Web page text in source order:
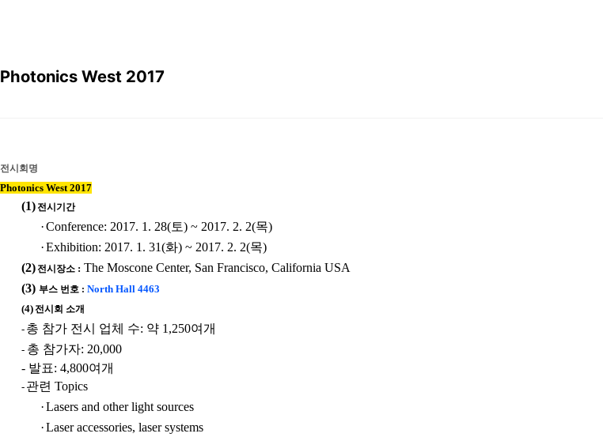
Photonics West 2017
전시회명
Photonics West 2017
(1) 전시기간
·Conference: 2017. 1. 28(토) ~ 2017. 2. 2(목)
·Exhibition: 2017. 1. 31(화) ~ 2017. 2. 2(목)
(2) 전시장소 : The Moscone Center, San Francisco, California USA
(3) 부스 번호 : North Hall 4463
(4) 전시회 소개
- 총 참가 전시 업체 수: 약1,250여개
- 총 참가자: 20,000
- 발표: 4,800여개
- 관련 Topics
·Lasers and other light sources
·Laser accessories, laser systems